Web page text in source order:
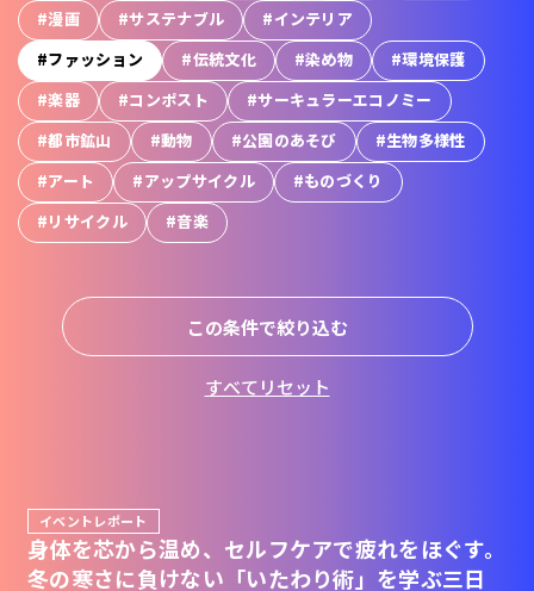
#漫画
#サステナブル
#インテリア
#ファッション
#伝統文化 #染め物
#環境保護
#楽器
#コンポスト
#サーキュラーエコノミー
#都市鉱山
#動物 #公園のあそび
#生物多様性
#アート
#アップサイクル
#ものづくり
#リサイクル
#音楽
この条件で絞り込む
すべてリセット
イベントレポート
身体を芯から温め、セルフケアで疲れをほぐす。
冬の寒さに負けない「いたわり術」を学ぶ三日